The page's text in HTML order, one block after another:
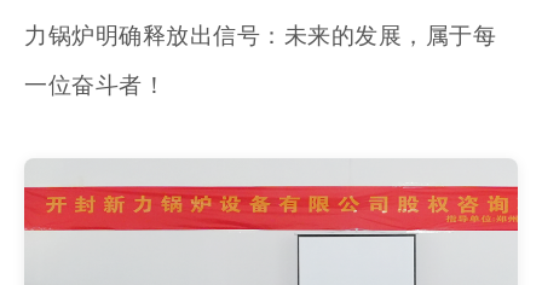
力锅炉明确释放出信号：未来的发展，属于每
一位奋斗者！